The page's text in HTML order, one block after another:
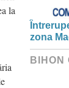
la
zona
BIHON